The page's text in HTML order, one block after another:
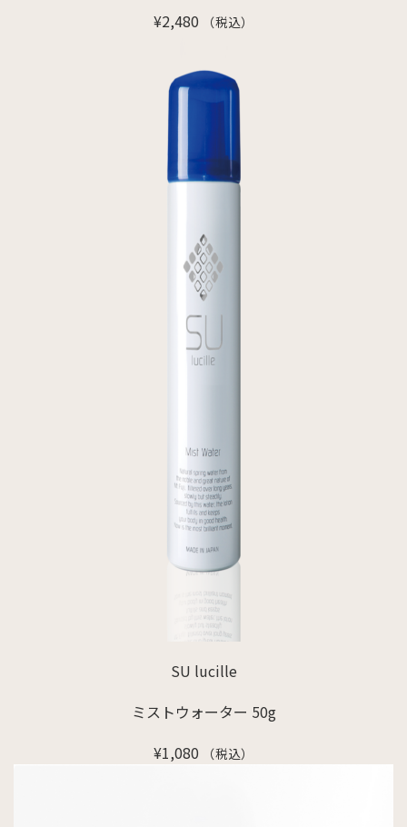
¥2,480 （税込）
SU lucille
ミストウォーター 50g
¥1,080 （税込）